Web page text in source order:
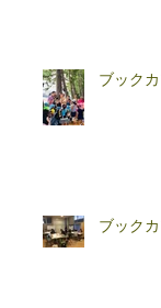
ブック
ブック